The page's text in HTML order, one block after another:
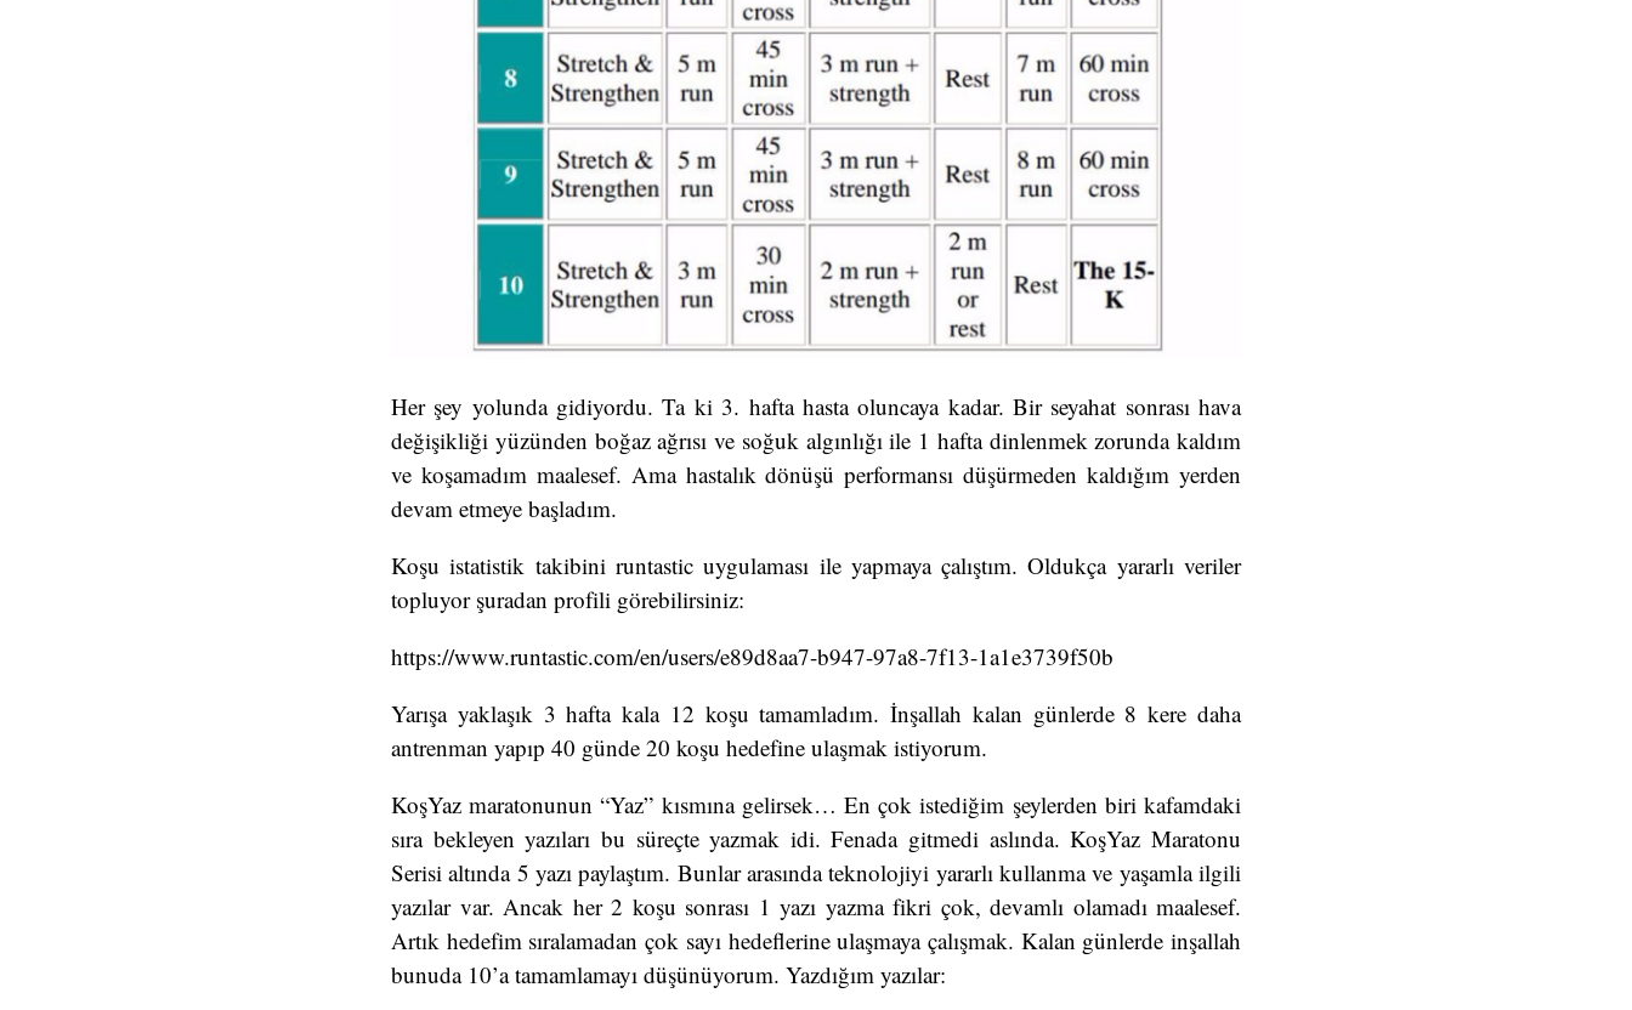
Her şey yolunda gidiyordu. Ta ki 3. hafta hasta oluncaya kadar. Bir seyahat sonrası hava
değişikliği yüzünden boğaz ağrısı ve soğuk algınlığı ile 1 hafta dinlenmek zorunda kaldım
ve koşamadım maalesef. Ama hastalık dönüşü performansı düşürmeden kaldığım yerden
devam etmeye başladım.
Koşu istatistik takibini runtastic uygulaması ile yapmaya çalıştım. Oldukça yararlı veriler
topluyor şuradan profili görebilirsiniz:
https://www.runtastic.com/en/users/e89d8aa7-b947-97a8-7f13-1a1e3739f50b
Yarışa yaklaşık 3 hafta kala 12 koşu tamamladım. İnşallah kalan günlerde 8 kere daha
antrenman yapıp 40 günde 20 koşu hedefine ulaşmak istiyorum.
KoşYaz maratonunun “Yaz” kısmına gelirsek… En çok istediğim şeylerden biri kafamdaki
sıra bekleyen yazıları bu süreçte yazmak idi. Fenada gitmedi aslında. KoşYaz Maratonu
Serisi altında 5 yazı paylaştım. Bunlar arasında teknolojiyi yararlı kullanma ve yaşamla ilgili
yazılar var. Ancak her 2 koşu sonrası 1 yazı yazma fikri çok, devamlı olamadı maalesef.
Artık hedefim sıralamadan çok sayı hedeflerine ulaşmaya çalışmak. Kalan günlerde inşallah
bunuda 10’a tamamlamayı düşünüyorum. Yazdığım yazılar: